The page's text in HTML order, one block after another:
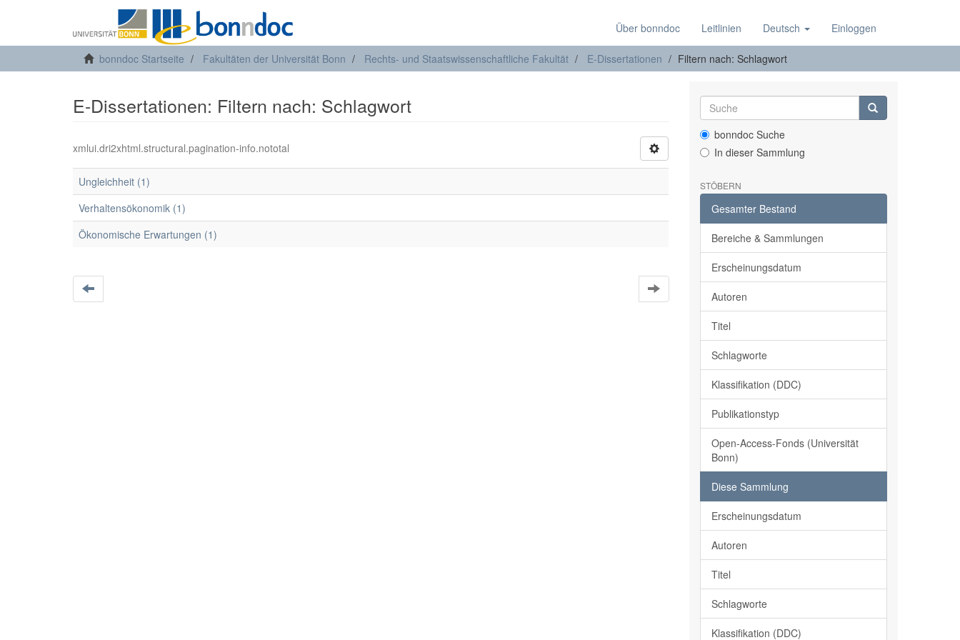
Über bonndoc Leitlinien Deutsch Einloggen
bonndoc Startseite Fakultäten der Universität Bonn Rechts- und Staatswissenschaftliche Fakultät E-Dissertationen Filtern nach: Schlagwort
E-Dissertationen: Filtern nach: Schlagwort
xmlui.dri2xhtml.structural.pagination-info.nototal
Ungleichheit (1)
Verhaltensökonomik (1)
Ökonomische Erwartungen (1)
bonndoc Suche
In dieser Sammlung
STÖBERN
Gesamter Bestand
Bereiche & Sammlungen
Erscheinungsdatum
Autoren
Titel
Schlagworte
Klassifikation (DDC)
Publikationstyp
Open-Access-Fonds (Universität
Bonn)
Diese Sammlung
Erscheinungsdatum
Autoren
Titel
Schlagworte
Klassifikation (DDC)